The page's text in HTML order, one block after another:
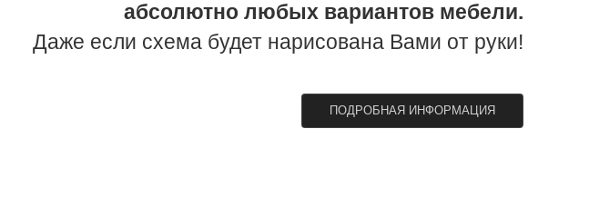
абсолютно любых вариантов мебели.
Даже если схема будет нарисована Вами от руки!
ПОДРОБНАЯ ИНФОРМАЦИЯ